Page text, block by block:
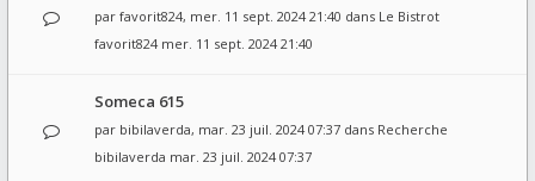
par favorit824, mer. 11 sept. 2024 21:40 dans Le Bistrot
favorit824 mer. 11 sept. 2024 21:40
Someca 615
par bibilaverda, mar. 23 juil. 2024 07:37 dans Recherche
bibilaverda mar. 23 juil. 2024 07:37